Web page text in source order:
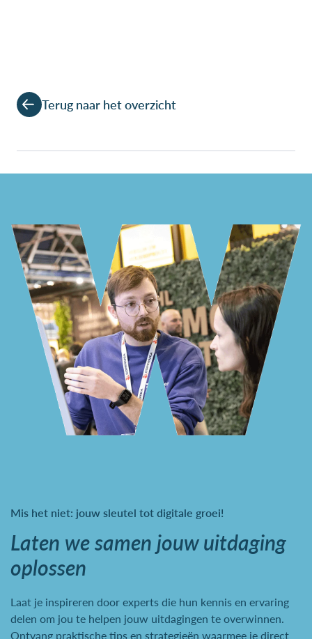
Terug naar het overzicht
Mis het niet: jouw sleutel tot digitale groei!
Laten we samen jouw uitdaging
oplossen
Laat je inspireren door experts die hun kennis en ervaring
delen om jou te helpen jouw uitdagingen te overwinnen.
Ontvang praktische tips en strategieën waarmee je direct